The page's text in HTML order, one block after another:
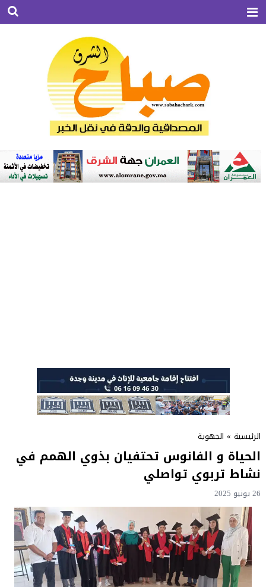
الرئيسية » الجهوية
الحياة و الفانوس تحتفيان بذوي الهمم في
نشاط تربوي تواصلي
26 يونيو 2025